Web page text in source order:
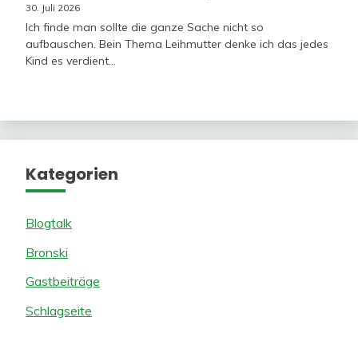
30. Juli 2026
Ich finde man sollte die ganze Sache nicht so
aufbauschen. Bein Thema Leihmutter denke ich das jedes
Kind es verdient…
Kategorien
Blogtalk
Bronski
Gastbeiträge
Schlagseite